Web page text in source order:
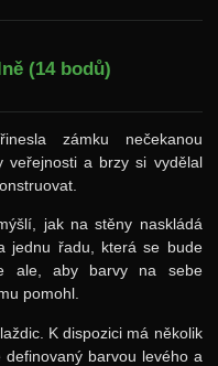
(14 bodů)
zámku nečekanou
veřejnosti a brzy si vydělal
jak na stěny naskládá
jednu řadu, která se bude
ale, aby barvy na sebe
pomohl.
K dispozici má několik
barvou levého a